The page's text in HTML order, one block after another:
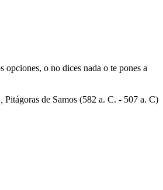
opciones, o no dices nada o te pones a
Pitágoras de Samos (582 a. C. - 507 a. C)